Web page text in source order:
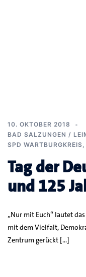
10. OKTOBER 2018
BAD SALZUNGEN /
SPD WARTBURGKREIS,
Tag der
und 125
„Nur mit Euch“ lautet
mit dem Vielfalt,
Zentrum gerückt […]